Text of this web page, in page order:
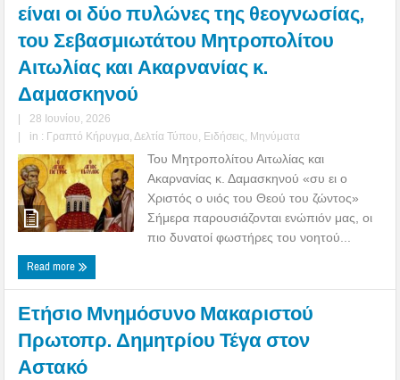
είναι οι δύο πυλώνες της θεογνωσίας,
του Σεβασμιωτάτου Μητροπολίτου
Αιτωλίας και Ακαρνανίας κ.
Δαμασκηνού
|
28 Ιουνίου, 2026
|
in : Γραπτό Κήρυγμα Δελτία Τύπου Ειδήσεις Μηνύματα
Του Μητροπολίτου Αιτωλίας και
Ακαρνανίας κ. Δαμασκηνού «συ ει ο
Χριστός ο υιός του Θεού του ζώντος»
Σήμερα παρουσιάζονται ενώπιόν μας, οι
πιο δυνατοί φωστήρες του νοητού...
Read more
Ετήσιο Μνημόσυνο Μακαριστού
Πρωτοπρ. Δημητρίου Τέγα στον
Αστακό